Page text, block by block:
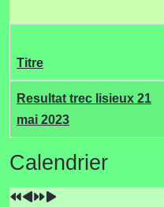
Articles
Titre
Resultat trec lisieux 21
mai 2023
Calendrier
Année
précédente
Mois
précédent
Année
suivante
suivant